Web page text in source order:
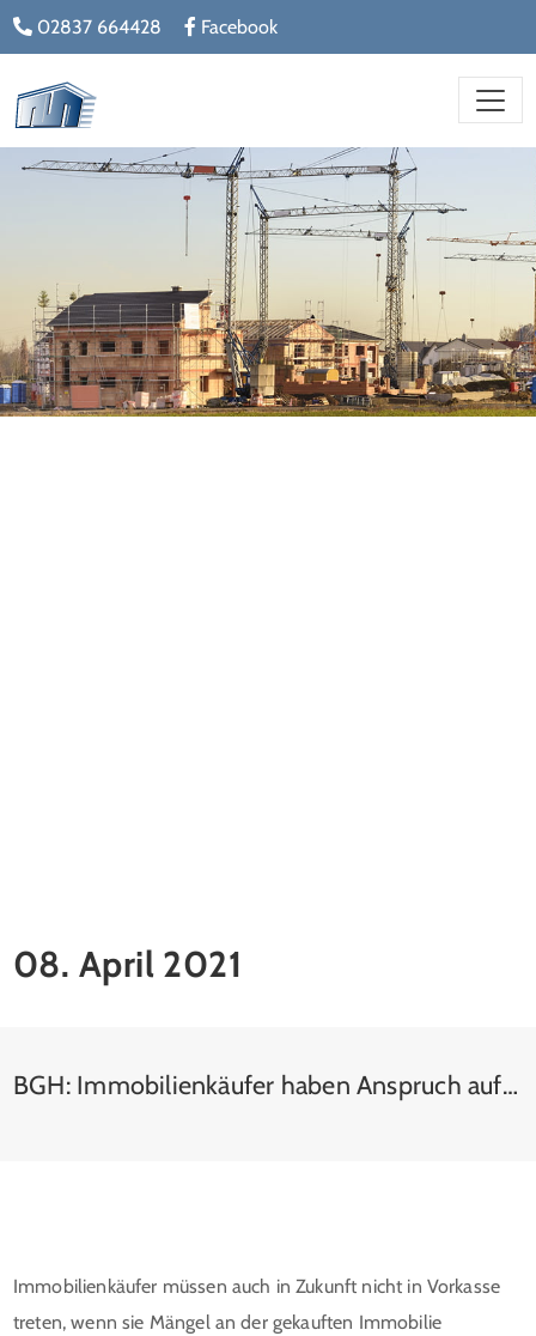
02837 664428 Facebook
08. April 2021
BGH: Immobilienkäufer haben Anspruch auf „fiktive Mängelbeseitigungskosten“
Immobilienkäufer müssen auch in Zukunft nicht in Vorkasse
treten, wenn sie Mängel an der gekauften Immobilie